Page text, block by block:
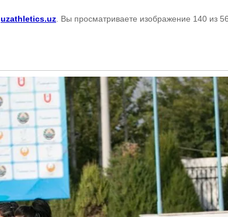
uzathletics.uz . Вы просматриваете изображение 140 из